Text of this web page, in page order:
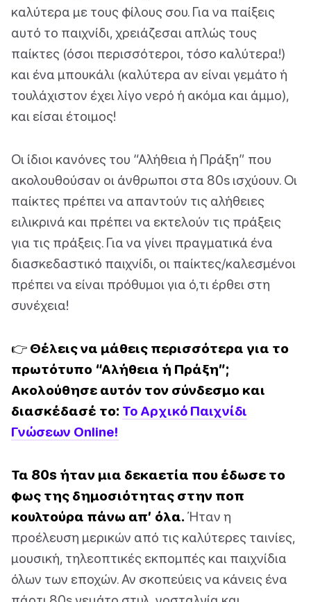
καλύτερα με τους φίλους σου. Για να παίξεις
αυτό το παιχνίδι, χρειάζεσαι απλώς τους
παίκτες (όσοι περισσότεροι, τόσο καλύτερα!)
και ένα μπουκάλι (καλύτερα αν είναι γεμάτο ή
τουλάχιστον έχει λίγο νερό ή ακόμα και άμμο),
και είσαι έτοιμος!
Οι ίδιοι κανόνες του “Αλήθεια ή Πράξη” που
ακολουθούσαν οι άνθρωποι στα 80s ισχύουν. Οι
παίκτες πρέπει να απαντούν τις αλήθειες
ειλικρινά και πρέπει να εκτελούν τις πράξεις
για τις πράξεις. Για να γίνει πραγματικά ένα
διασκεδαστικό παιχνίδι, οι παίκτες/καλεσμένοι
πρέπει να είναι πρόθυμοι για ό,τι έρθει στη
συνέχεια!
👉 Θέλεις να μάθεις περισσότερα για το
πρωτότυπο “Αλήθεια ή Πράξη”;
Ακολούθησε αυτόν τον σύνδεσμο και
διασκέδασέ το: Το Αρχικό Παιχνίδι
Γνώσεων Online!
Τα 80s ήταν μια δεκαετία που έδωσε το
φως της δημοσιότητας στην ποπ
κουλτούρα πάνω απ’ όλα. Ήταν η
προέλευση μερικών από τις καλύτερες ταινίες,
μουσική, τηλεοπτικές εκπομπές και παιχνίδια
όλων των εποχών. Αν σκοπεύεις να κάνεις ένα